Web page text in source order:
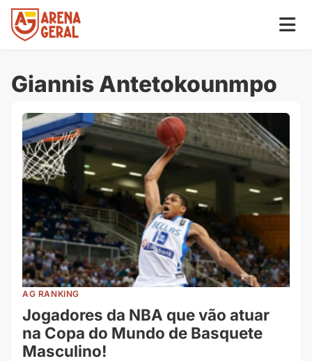
Giannis Antetokounmpo
AG RANKING
Jogadores da NBA que vão atuar
na Copa do Mundo de Basquete
Masculino!